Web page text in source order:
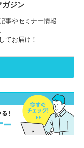
ガジン
事やセミナー情報
てお届け！